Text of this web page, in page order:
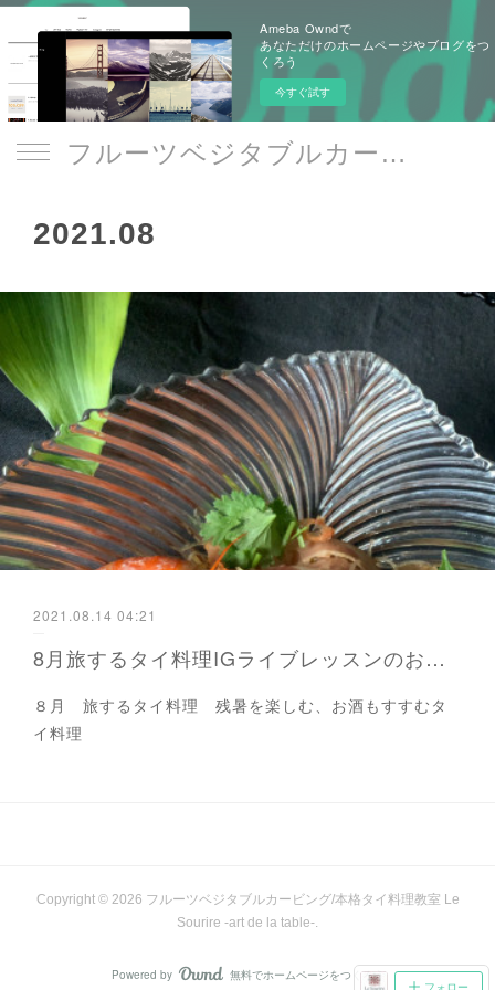
Ameba Owndで
あなただけのホームページやブログをつ
くろう
今すぐ試す
フルーツベジタブルカービング/本格タイ料理教室 Le Sourire -art de la table-
2021.08
2021.08.14 04:21
8月旅するタイ料理IGライブレッスンのお知らせ
８月 旅するタイ料理 残暑を楽しむ、お酒もすすむタ
イ料理
フォロー
Copyright © 2026 フルーツベジタブルカービング/本格タイ料理教室 Le
Sourire -art de la table-.
Powered by AmebaOwnd
無料でホームページをつくろう